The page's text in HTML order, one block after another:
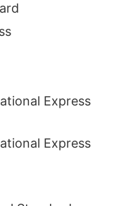
Express
Express